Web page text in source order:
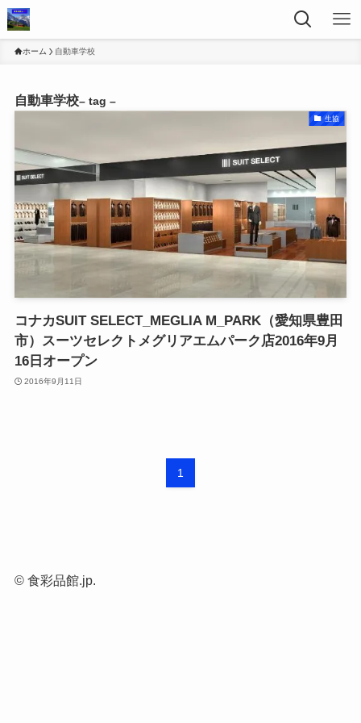
ホーム 自動車学校
自動車学校– tag –
生協
コナカSUIT SELECT_MEGLIA M_PARK（愛知県豊田
市）スーツセレクトメグリアエムパーク店2016年9月
16日オープン
2016年9月11日
1
©食彩品館.jp.